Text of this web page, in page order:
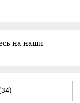
на наши
(34)